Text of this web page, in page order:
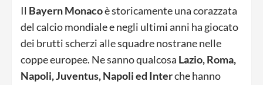
Il Bayern Monacoè storicamente una corazzata
del calcio mondiale e negli ultimi anni ha giocato
dei brutti scherzi alle squadre nostrane nelle
coppe europee. Ne sanno qualcosa Lazio, Roma,
Napoli, Juventus, Napoli ed Interche hanno